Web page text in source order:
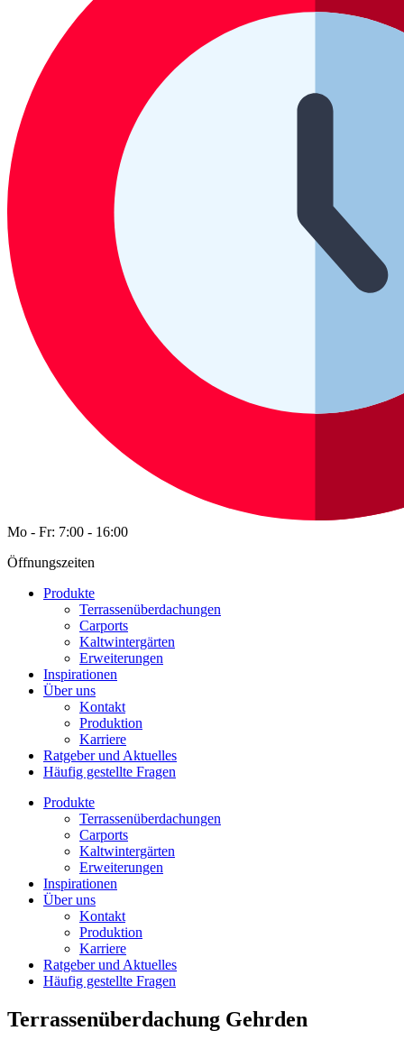
Mo - Fr: 7:00 - 16:00
Öffnungszeiten
Produkte
Terrassenüberdachungen
Carports
Kaltwintergärten
Erweiterungen
Inspirationen
Über uns
Kontakt
Produktion
Karriere
Ratgeber und Aktuelles
Häufig gestellte Fragen
Produkte
Terrassenüberdachungen
Carports
Kaltwintergärten
Erweiterungen
Inspirationen
Über uns
Kontakt
Produktion
Karriere
Ratgeber und Aktuelles
Häufig gestellte Fragen
Terrassenüberdachung Gehrden